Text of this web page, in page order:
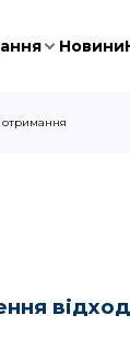
Новини
отримання